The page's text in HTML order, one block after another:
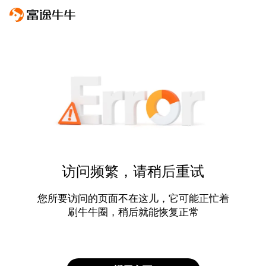
访问频繁，请稍后重试
您所要访问的页面不在这儿，它可能正忙着
刷牛牛圈，稍后就能恢复正常